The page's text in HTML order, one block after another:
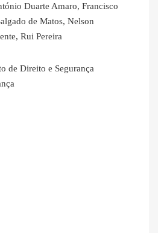
Duarte Amaro, Francisco
de Matos, Nelson
Rui Pereira
de Direito e Segurança